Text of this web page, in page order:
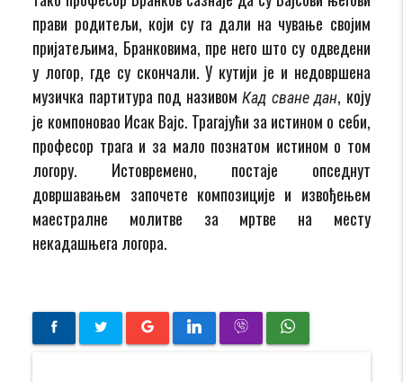
прави родитељи, који су га дали на чување својим
пријатељима, Бранковима, пре него што су одведени
у логор, где су скончали. У кутији је и недовршена
музичка партитура под називомКад сване дан, коју
је компоновао Исак Вајс. Трагајући за истином о себи,
професор трага и за мало познатом истином о том
логору. Истовремено, постаје опседнут
довршавањем започете композиције и извођењем
маестралне молитве за мртве на месту
некадашњега логора.